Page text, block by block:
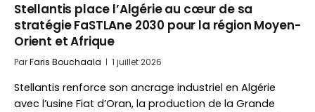
Stellantis place l’Algérie au cœur de sa
stratégie FaSTLAne 2030 pour la région Moyen-
Orient et Afrique
ParFaris Bouchaala 1 juillet 2026
Stellantis renforce son ancrage industriel en Algérie
avec l’usine Fiat d’Oran, la production de la Grande